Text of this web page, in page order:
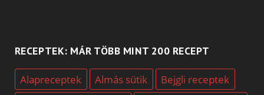
RECEPTEK: MÁR TÖBB MINT 200 RECEPT
Alapreceptek Almás sütik
Bejgli receptek